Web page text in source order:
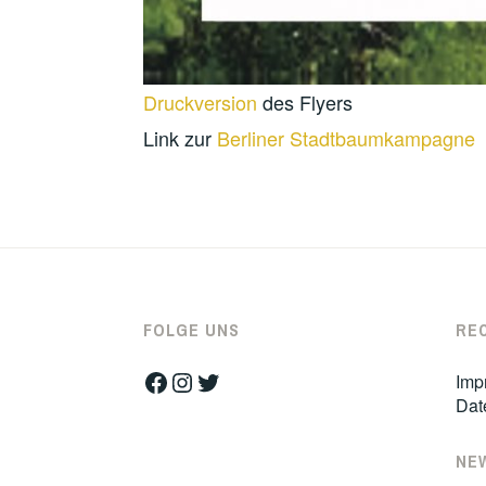
Druckversion des Flyers
Link zur Berliner Stadtbaumkampagne
FOLGE UNS
Facebook
Instagram
Twitter